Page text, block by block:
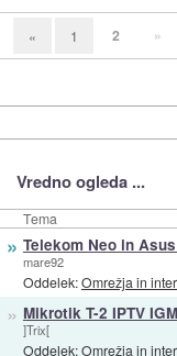
« 1 2 »
Vredno ogleda ...
Tema
» Telekom Neo in
mare92
Oddelek:Omrežja in
» Mikrotik T-2 IPTV
]Trix[
Oddelek:Omrežja in